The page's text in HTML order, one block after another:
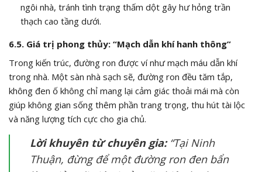
ngôi nhà, tránh tình trạng thấm dột gây hư hỏng trần
thạch cao tầng dưới.
6.5. Giá trị phong thủy: “Mạch dẫn khí hanh thông”
Trong kiến trúc, đường ron được ví như mạch máu dẫn khí
trong nhà. Một sàn nhà sạch sẽ, đường ron đều tăm tắp,
không đen ố không chỉ mang lại cảm giác thoải mái mà còn
giúp không gian sống thêm phần trang trọng, thu hút tài lộc
và năng lượng tích cực cho gia chủ.
Lời khuyên từ chuyên gia: “Tại Ninh
Thuận, đừng để một đường ron đen bẩn